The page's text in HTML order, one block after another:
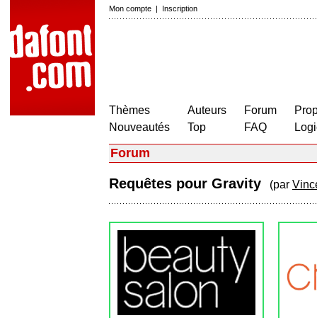
Mon compte | Inscription
Thèmes
Nouveautés
Auteurs
Top
Forum
FAQ
Forum
Requêtes pour Gravity (par